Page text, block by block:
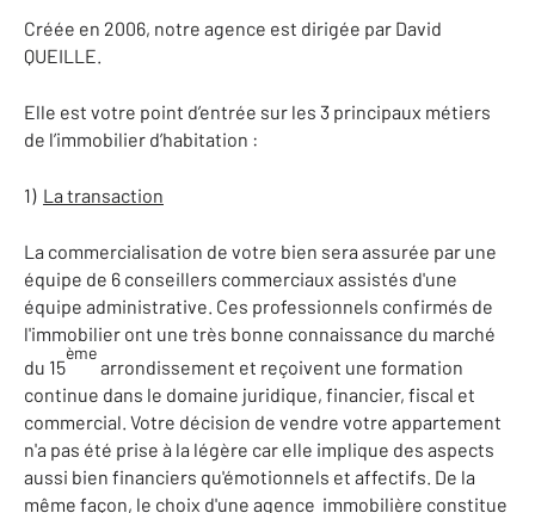
Créée en 2006, notre agence est dirigée par David
QUEILLE.
Elle est votre point d’entrée sur les 3 principaux métiers
de l’immobilier d’habitation :
1) La transaction
La commercialisation de votre bien sera assurée par une
équipe de 6 conseillers commerciaux assistés d'une
équipe administrative. Ces professionnels confirmés de
l'immobilier ont une très bonne connaissance du marché
du 15
ème
arrondissement et reçoivent une formation
continue dans le domaine juridique, financier, fiscal et
commercial. Votre décision de vendre votre appartement
n'a pas été prise à la légère car elle implique des aspects
aussi bien financiers qu'émotionnels et affectifs. De la
même façon, le choix d'une agence immobilière constitue